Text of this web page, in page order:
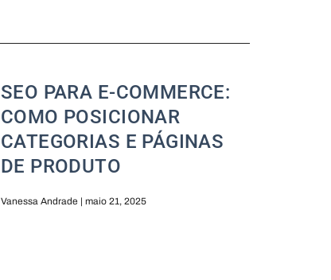
SEO PARA E-COMMERCE:
COMO POSICIONAR
CATEGORIAS E PÁGINAS
DE PRODUTO
Vanessa Andrade maio 21, 2025